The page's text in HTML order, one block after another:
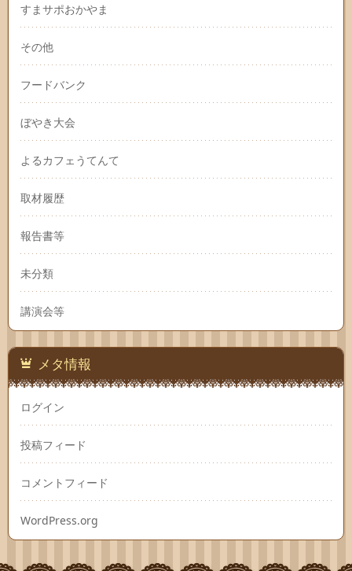
すまサポおかやま
その他
フードバンク
ぼやき大会
よるカフェうてんて
取材履歴
報告書等
未分類
講演会等
メタ情報
ログイン
投稿フィード
コメントフィード
WordPress.org